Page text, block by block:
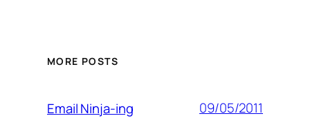
MORE POSTS
Email Ninja-ing 09/05/2011